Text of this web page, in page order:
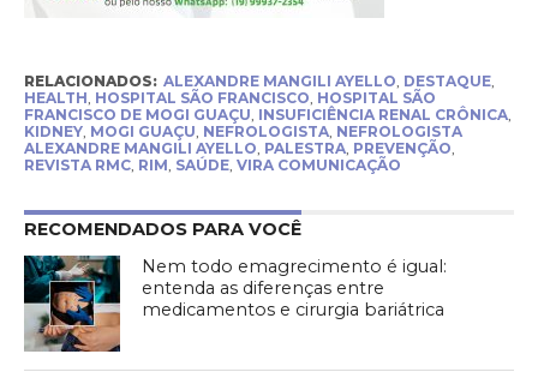
RELACIONADOS: ALEXANDRE MANGILI AYELLO DESTAQUE,
HEALTH HOSPITAL SÃO FRANCISCO HOSPITAL SÃO
FRANCISCO DE MOGI GUAÇU INSUFICIÊNCIA RENAL CRÔNICA,
KIDNEY, MOGI GUAÇU NEFROLOGISTA, NEFROLOGISTA
ALEXANDRE MANGILI AYELLO PALESTRA, PREVENÇÃO
REVISTA RMC, RIM SAÚDE, VIRA COMUNICAÇÃO
RECOMENDADOS PARA VOCÊ
Nem todo emagrecimento é igual:
entenda as diferenças entre
medicamentos e cirurgia bariátrica